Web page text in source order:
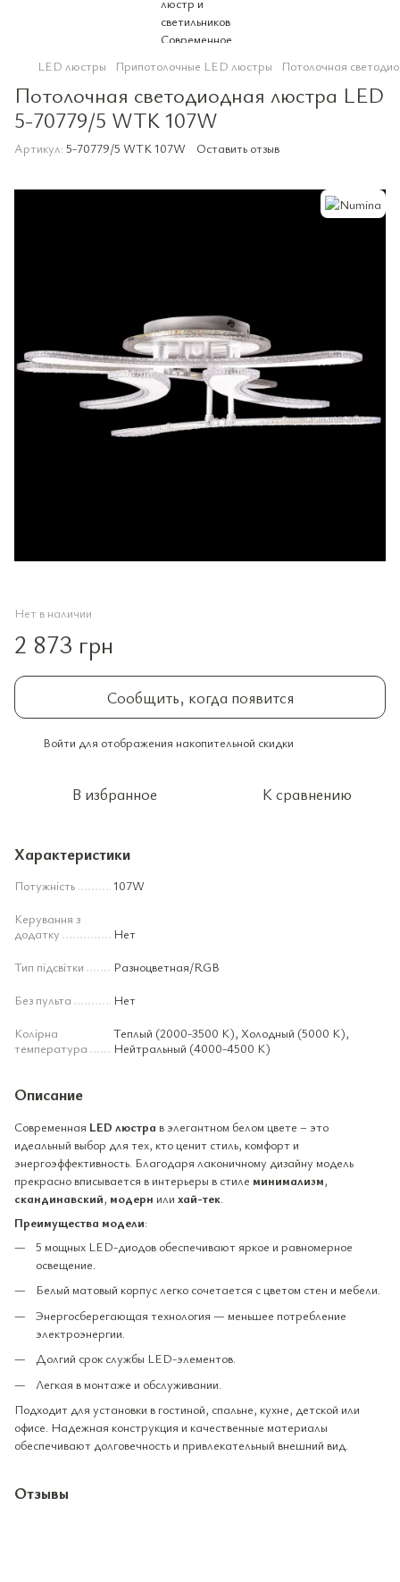
LED люстры Припотолочные LED люстры Потолочная
Потолочная светодиодная люстра LED
5-70779/5 WTK 107W
Артикул: 5-70779/5 WTK 107W Оставить отзыв
Нет в наличии
2 873 грн
Сообщить, когда появится
Войти для отображения накопительной скидки
В избранное К сравнению
Характеристики
Потужність
107W
Керування з
додатку
Нет
Тип підсвітки
Разноцветная/RGB
Без пульта
Нет
Колірна
температура
Теплый (2000-3500 К), Холодный (5000 К),
Нейтральный (4000-4500 К)
Описание
Современная LED люстра в элегантном белом цвете – это
идеальный выбор для тех, кто ценит стиль, комфорт и
энергоэффективность. Благодаря лаконичному дизайну модель
прекрасно вписывается в интерьеры в стиле минимализм,
скандинавский, модерн или хай-тек.
Преимущества модели:
5 мощных LED-диодов обеспечивают яркое и равномерное
освещение.
Белый матовый корпус легко сочетается с цветом стен и мебели.
Энергосберегающая технология — меньшее потребление
электроэнергии.
Долгий срок службы LED-элементов.
Легкая в монтаже и обслуживании.
Подходит для установки в гостиной, спальне, кухне, детской или
офисе. Надежная конструкция и качественные материалы
обеспечивают долговечность и привлекательный внешний вид.
Отзывы